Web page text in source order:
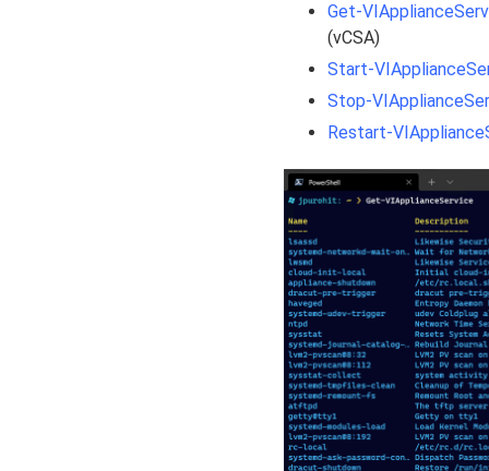
Get-
(vCSA)
Start-
Stop-
Restart-